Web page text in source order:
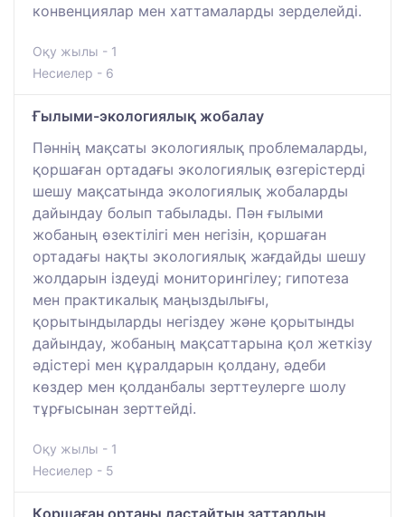
конвенциялар мен хаттамаларды зерделейді.
Оқу жылы - 1
Несиелер - 6
Ғылыми-экологиялық жобалау
Пәннің мақсаты экологиялық проблемаларды,
қоршаған ортадағы экологиялық өзгерістерді
шешу мақсатында экологиялық жобаларды
дайындау болып табылады. Пән ғылыми
жобаның өзектілігі мен негізін, қоршаған
ортадағы нақты экологиялық жағдайды шешу
жолдарын іздеуді мониторингілеу; гипотеза
мен практикалық маңыздылығы,
қорытындыларды негіздеу және қорытынды
дайындау, жобаның мақсаттарына қол жеткізу
әдістері мен құралдарын қолдану, әдеби
көздер мен қолданбалы зерттеулерге шолу
тұрғысынан зерттейді.
Оқу жылы - 1
Несиелер - 5